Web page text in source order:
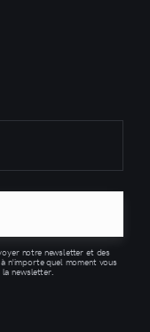
notre newsletter et des
n'importe quel moment vous
newsletter.